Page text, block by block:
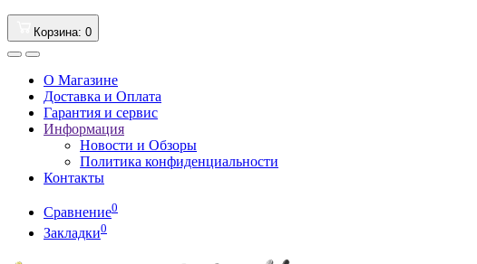
Корзина: 0
О Магазине
Доставка и Оплата
Гарантия и сервис
Информация
Новости и Обзоры
Политика конфиденциальности
Контакты
Сравнение0
Закладки0